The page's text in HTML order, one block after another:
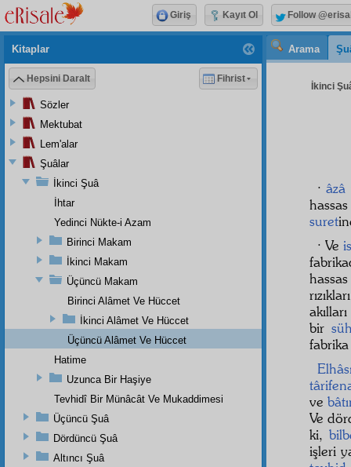
Arama
İkinci
·âzâ
suret
· Ve
bir
ve
Ve
ki,
işleri
Kitaplar
Hepsini Daralt Fihrist
Sözler
Mektubat
Lem'alar
Şuâlar
İkinci Şuâ
İhtar
Yedinci Nükte-i Azam
Birinci Makam
İkinci Makam
Üçüncü Makam
Birinci Alâmet Ve Hüccet
İkinci Alâmet Ve Hüccet
Üçüncü Alâmet Ve Hüccet
Hatime
Uzunca Bir Haşiye
Tevhidî Bir Münâcât Ve Mukaddimesi
Üçüncü Şuâ
Dördüncü Şuâ
Altıncı Şuâ
Giriş Kayıt Ol Follow